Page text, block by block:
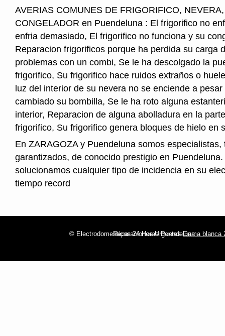
AVERIAS COMUNES DE FRIGORIFICO,
CONGELADOR en Puendeluna : El frigorifico no
enfria demasiado, El frigorifico no funciona y su
Reparacion frigorificos porque ha perdida su carga
problemas con un combi, Se le ha descolgado la
frigorifico, Su frigorifico hace ruidos extraños o
luz del interior de su nevera no se enciende a
cambiado su bombilla, Se le ha roto alguna
interior, Reparacion de alguna abolladura en la
frigorifico, Su frigorifico genera bloques de hielo en
En ZARAGOZA y Puendeluna somos especialistas,
garantizados, de conocido prestigio en
solucionamos cualquier tipo de incidencia en su
tiempo record
© Electrodomesticos 24 Horas Puendeluna
Reparaciones UrgentesGama blanca